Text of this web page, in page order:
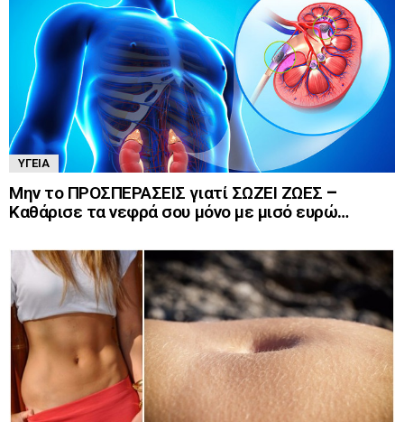
ΥΓΕΊΑ
Μην το ΠΡΟΣΠΕΡΑΣΕΙΣ γιατί ΣΩΖΕΙ ΖΩΕΣ –
Καθάρισε τα νεφρά σου μόνο με μισό ευρώ…